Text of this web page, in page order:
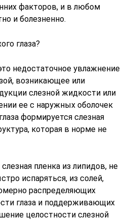
факторов, и в любом
и болезненно.
глаза?
недостаточное увлажнение
возникающее или
слезной жидкости или
ее с наружных оболочек
формируется слезная
которая в норме не
пленка из липидов, не
испаряться, из солей,
распределяющих
глаза и поддерживающих
целостности слезной